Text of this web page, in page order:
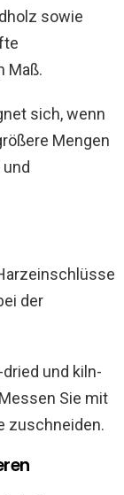
sowie
Maß.
sich, wenn
Mengen
der
und kiln-
Sie mit
zuschneiden.